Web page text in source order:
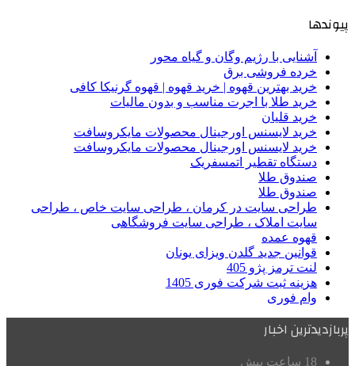
پیوندها
آشنایی با رژیم وگان و گیاه محور
خرده فروشی برق
خرید بهترین قهوه | خرید قهوه | قهوه گرنیکا کافی
خرید طلا با اجرت مناسب و بدون مالیات
خرید قلیان
خرید لایسنس اورجینال محصولات مایکروسافت
خرید لایسنس اورجینال محصولات مایکروسافت
دستگاه تقطیر اتمسفریک
صندوق طلا
صندوق طلا
طراحی سایت در کرمان ، طراحی سایت خاص ، طراحی
سایت املاک ، طراحی سایت فروشگاهی
قهوه عمده
قوانین جدید گلدن ویزای یونان
لنت ترمز پژو 405
هزینه ثبت شرکت فوری 1405
وام فوری
پربازدیدترین اخبار
18 ساعت پیش